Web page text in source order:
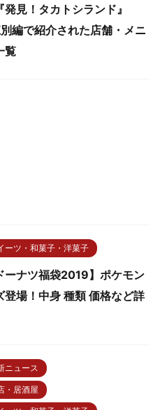
発見！タカトシランド』
編で紹介された店舗・メニ
覧
ーツ・和菓子・洋菓子
ーナツ福袋2019】ポケモン
登場！中身 種類 価格など詳
ニュース
・居酒屋